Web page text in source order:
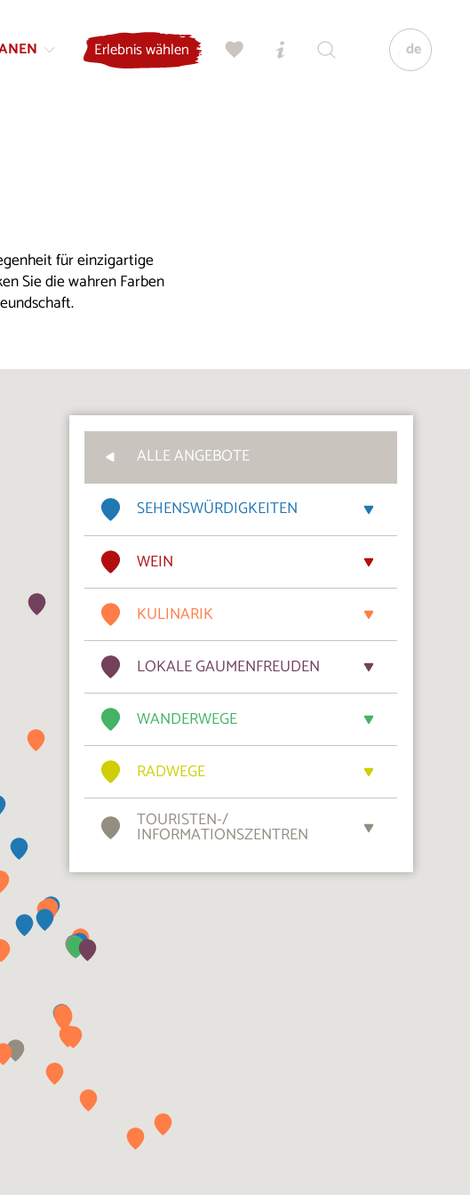
Erlebnis wählen de
für einzigartige
Sie die wahren Farben
ALLE ANGEBOTE
SEHENSWÜRDIGKEITEN
WEIN
KULINARIK
LOKALE GAUMENFREUDEN
WANDERWEGE
RADWEGE
TOURISTEN-/
INFORMATIONSZENTREN